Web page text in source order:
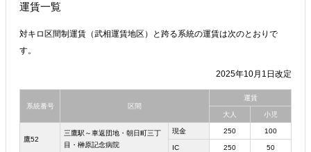
運賃一覧
対キロ区間制運賃（武相運賃地区）と跨る系統の運賃は次のとおりで
す。
2025年10月1日改定
系統番号 区間
運賃
大人 小児
鷹52
三鷹駅～車返団地・朝日町三丁
目・榊原記念病院
現金 250 100
IC 250 50